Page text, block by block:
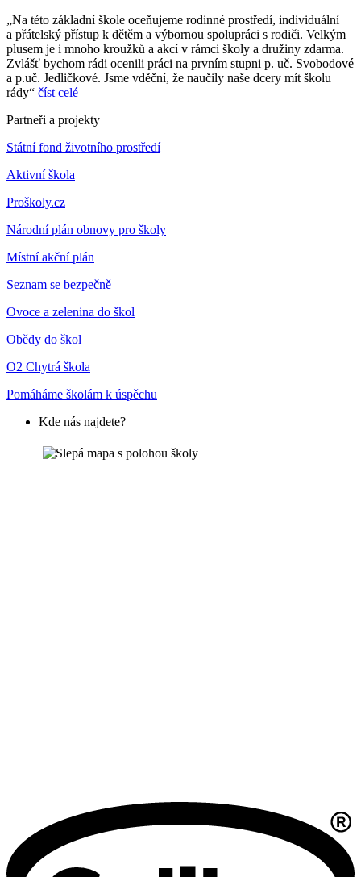
„Na této základní škole oceňujeme rodinné prostředí, individuální
a přátelský přístup k dětěm a výbornou spolupráci s rodiči. Velkým
plusem je i mnoho kroužků a akcí v rámci školy a družiny zdarma.
Zvlášť bychom rádi ocenili práci na prvním stupni p. uč. Svobodové
a p.uč. Jedličkové. Jsme vděční, že naučily naše dcery mít školu
rády“ číst celé
Partneři a projekty
Státní fond životního prostředí
Aktivní škola
Proškoly.cz
Národní plán obnovy pro školy
Místní akční plán
Seznam se bezpečně
Ovoce a zelenina do škol
Obědy do škol
O2 Chytrá škola
Pomáháme školám k úspěchu
Kde nás najdete?